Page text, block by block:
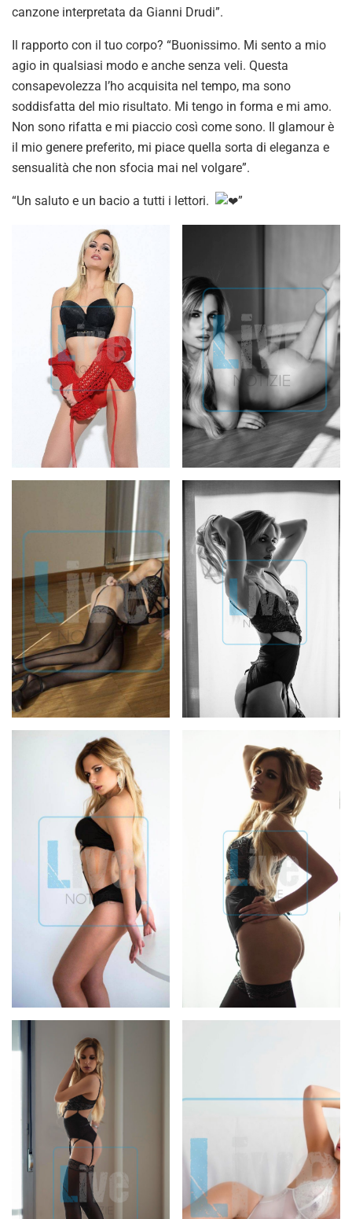
canzone interpretata da Gianni Drudi”.
Il rapporto con il tuo corpo? “Buonissimo. Mi sento a mio
agio in qualsiasi modo e anche senza veli. Questa
consapevolezza l’ho acquisita nel tempo, ma sono
soddisfatta del mio risultato. Mi tengo in forma e mi amo.
Non sono rifatta e mi piaccio così come sono. Il glamour è
il mio genere preferito, mi piace quella sorta di eleganza e
sensualità che non sfocia mai nel volgare”.
“Un saluto e un bacio a tutti i lettori. ️”